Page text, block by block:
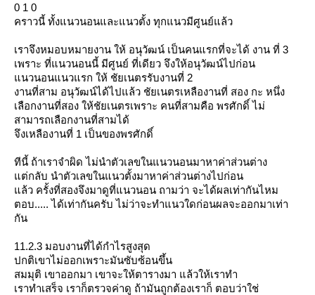
0 1 0
คราวนี้ ทั้งแนวนอนและแนวตั้ง ทุกแนวมีศูนย์แล้ว
เราจึงหมอบหมายงาน ให้ อนุวัฒน์ เป็นคนแรกที่จะได้ งาน ที่ 3
เพราะ ที่แนวนอนนี้ มีศูนย์ ที่เดียว จึงให้อนุวัฒน์ไปก่อน
นวนอนแนวแรก ให้ ชัยเนตรรับงานที่ 2
งานที่สาม อนุวัฒน์ได้ไปแล้ว ชัยเนตรเหลืองานที่ สอง กะ หนึ่ง
เลือกงานที่สอง ให้ชัยเนตรเพราะ คนที่สามคือ พรศักดิ์ ไม่
สามารถเลือกงานที่สามได้
จึงเหลืองานที่ 1 เป็นของพรศักดิ์
ทีนี้ ถ้าเราจำผิด ไม่นำตัวเลขในแนวนอนมาหาค่าส่วนต่าง
ต่กลับ นำตัวเลขในแนวตั้งมาหาค่าส่วนต่างไปก่อน
ล้ว ครั้งที่สองจึงมาดูที่แนวนอน ถามว่า จะได้ผลเท่ากันไหม
ตอบ..... ได้เท่ากันครับ ไม่ว่าจะทำแนวใดก่อนผลจะออกมาเท่า
กัน
11.2.3 มอบงานที่ได้กำไรสูงสุด
ปกติเขาไม่ออกเพราะมันซับซ้อนขึ้น
สมมุติ เขาออกมา เขาจะให้ตารางมา แล้วให้เราทำ
เราทำเสร็จ เราก็ตรวจค่าดู ถ้ามันถูกต้องเราก็ ตอบว่าใช่